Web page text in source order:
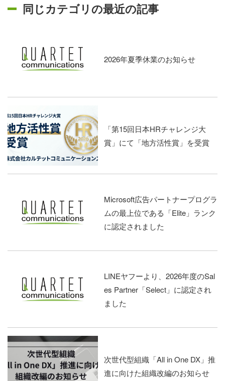
同じカテゴリの最近の記事
2026年夏季休業のお知らせ
「第15回日本HRチャレンジ大
賞」にて「地方活性賞」を受賞
Microsoft広告パートナープログラ
ムの最上位である「Elite」ランク
に認定されました
LINEヤフーより、2026年度のSal
es Partner「Select」に認定され
ました
次世代型組織「All in One DX」推
進に向けた組織改編のお知らせ